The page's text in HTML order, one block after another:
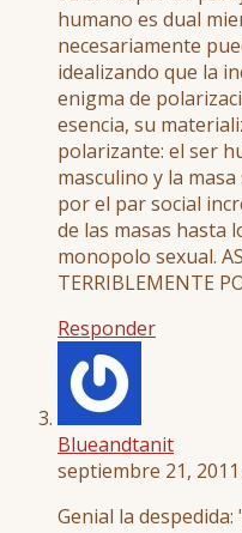
humano es dual
necesariamente
idealizando que la
enigma de
esencia, su
polarizante: el ser
masculino y la
por el par social
de las masas hasta
monopolo sexual.
TERRIBLEMENTE
Responder
Blueandtanit
septiembre 21,
Genial la